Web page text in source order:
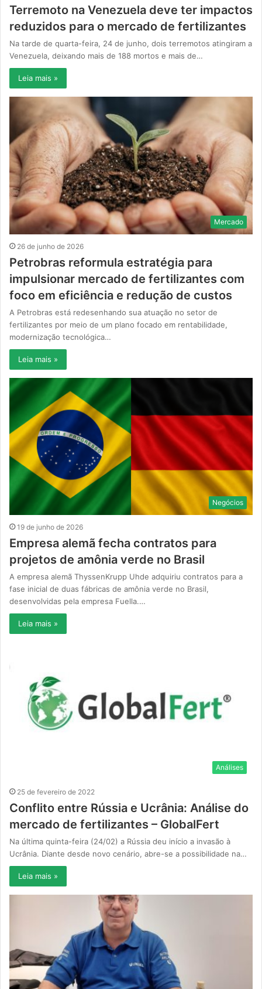
Terremoto na Venezuela deve ter impactos
reduzidos para o mercado de fertilizantes
Na tarde de quarta-feira, 24 de junho, dois terremotos atingiram a
Venezuela, deixando mais de 188 mortos e mais de…
Leia mais »
Mercado
26 de junho de 2026
Petrobras reformula estratégia para
impulsionar mercado de fertilizantes com
foco em eficiência e redução de custos
A Petrobras está redesenhando sua atuação no setor de
fertilizantes por meio de um plano focado em rentabilidade,
modernização tecnológica…
Leia mais »
Negócios
19 de junho de 2026
Empresa alemã fecha contratos para
projetos de amônia verde no Brasil
A empresa alemã ThyssenKrupp Uhde adquiriu contratos para a
fase inicial de duas fábricas de amônia verde no Brasil,
desenvolvidas pela empresa Fuella.…
Leia mais »
Análises
25 de fevereiro de 2022
Conflito entre Rússia e Ucrânia: Análise do
mercado de fertilizantes – GlobalFert
Na última quinta-feira (24/02) a Rússia deu início a invasão à
Ucrânia. Diante desde novo cenário, abre-se a possibilidade na…
Leia mais »